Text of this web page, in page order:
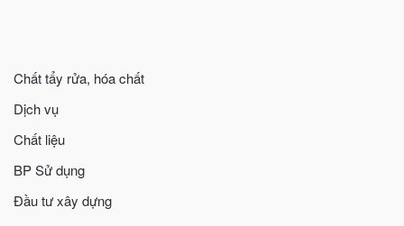
Chất tẩy rửa, hóa chất
Dịch vụ
Chất liệu
BP Sử dụng
Đầu tư xây dựng